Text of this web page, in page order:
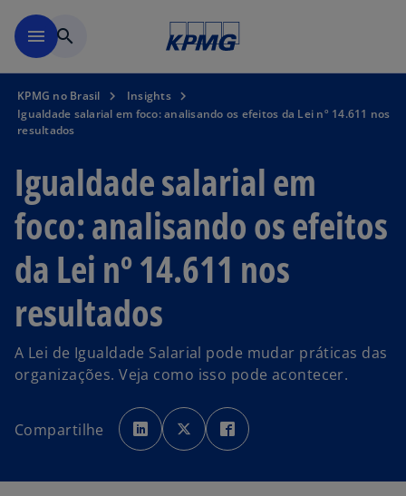
menu search
KPMG no Brasil
Insights
Igualdade salarial em foco: analisando os efeitos da Lei nº 14.611 nos
resultados
Igualdade salarial em
foco: analisando os efeitos
da Lei nº 14.611 nos
resultados
A Lei de Igualdade Salarial pode mudar práticas das
organizações. Veja como isso pode acontecer.
Compartilhe
a
b
r
e
a
b
r
e
b
r